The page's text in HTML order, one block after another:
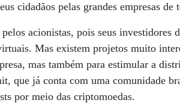
cidadãos pelas grandes empresas de
acionistas, pois seus investidores
Mas existem projetos muito
mas também para estimular a
que já conta com uma comunidade
por meio das criptomoedas.